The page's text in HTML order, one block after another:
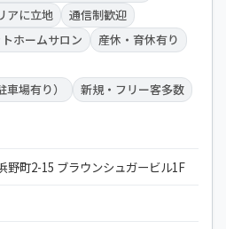
アに立地
通信制歓迎
ホームサロン
産休・育休有り
場有り）
新規・フリー客多数
野町2-15 ブラウンシュガービル1F